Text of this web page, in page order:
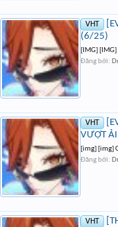
VHT
(6/25)
[IMG]
Đăng bởi:
VHT
VƯỢT
[img] [img]
Đăng bởi:
VHT